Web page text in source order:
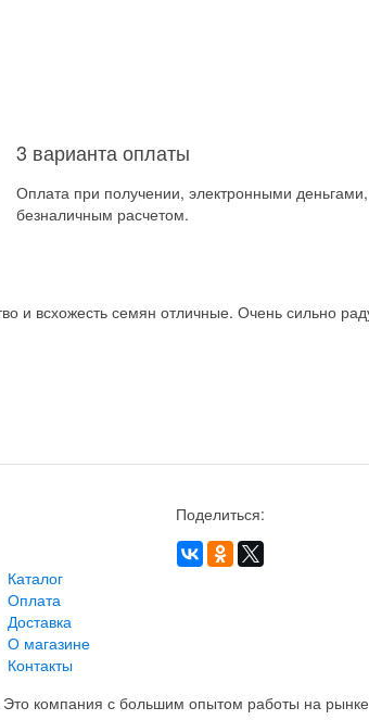
3 варианта оплаты
Оплата при получении, электронными деньгами,
безналичным расчетом.
всхожесть семян отличные. Очень сильно
Поделиться:
Каталог
Оплата
Доставка
О магазине
Контакты
компания с большим опытом работы на